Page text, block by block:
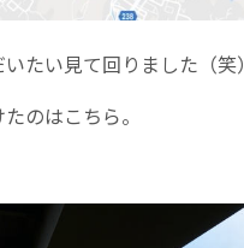
たい見て回りました（笑）
のはこちら。